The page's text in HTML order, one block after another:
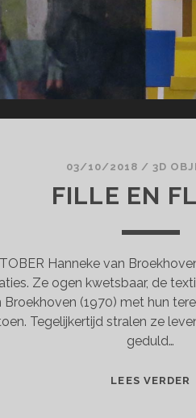
03/10/2018 / 3D
FILLE EN
Hanneke van
Ze ogen kwetsbaar, de
Broekhoven (1970) met hun
Tegelijkertijd stralen ze
geduld…
LEES VERDER